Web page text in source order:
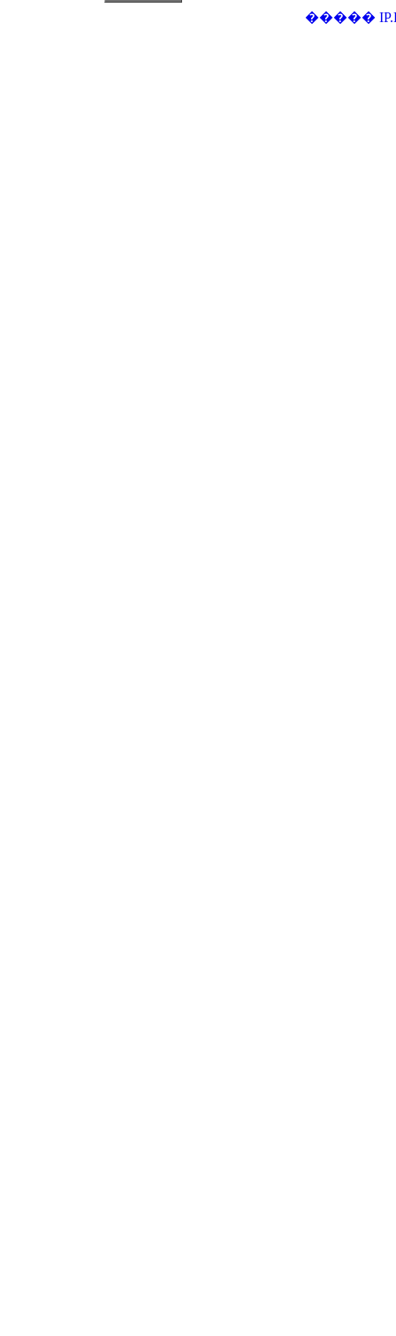
�����